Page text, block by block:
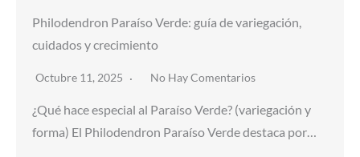
Philodendron Paraíso Verde: guía de variegación,
cuidados y crecimiento
Octubre 11, 2025 No Hay Comentarios
¿Qué hace especial al Paraíso Verde? (variegación y
forma) El Philodendron Paraíso Verde destaca por…